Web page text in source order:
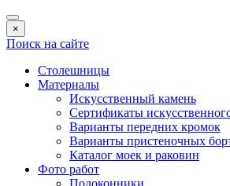
×
Поиск на сайте
Столешницы
Материалы
Искусственный камень
Сертификаты
Варианты передних кромок
Варианты пристеночных
Каталог моек и раковин
Фото работ
Подоконники